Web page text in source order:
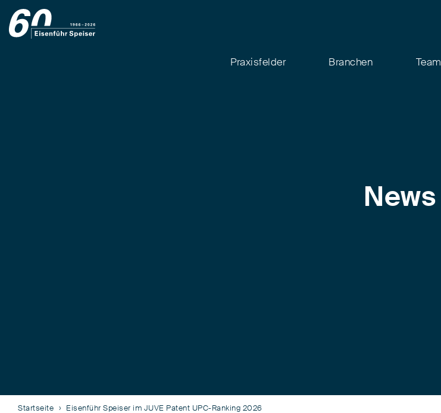
Praxisfelder Branchen Team
News
Startseite Eisenführ Speiser im JUVE Patent UPC-Ranking 2026